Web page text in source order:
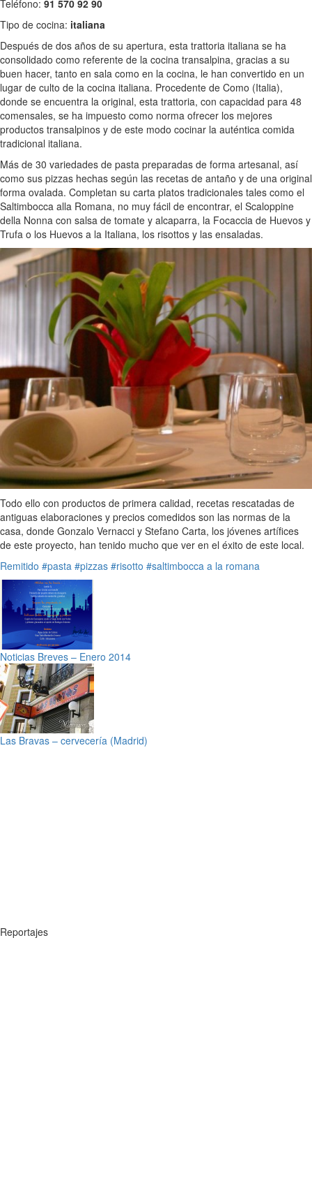
Teléfono: 91 570 92 90
Tipo de cocina: italiana
Después de dos años de su apertura, esta trattoria italiana se ha
consolidado como referente de la cocina transalpina, gracias a su
buen hacer, tanto en sala como en la cocina, le han convertido en un
lugar de culto de la cocina italiana. Procedente de Como (Italia),
donde se encuentra la original, esta trattoria, con capacidad para 48
comensales, se ha impuesto como norma ofrecer los mejores
productos transalpinos y de este modo cocinar la auténtica comida
tradicional italiana.
Más de 30 variedades de pasta preparadas de forma artesanal, así
como sus pizzas hechas según las recetas de antaño y de una original
forma ovalada. Completan su carta platos tradicionales tales como el
Saltimbocca alla Romana, no muy fácil de encontrar, el Scaloppine
della Nonna con salsa de tomate y alcaparra, la Focaccia de Huevos y
Trufa o los Huevos a la Italiana, los risottos y las ensaladas.
Todo ello con productos de primera calidad, recetas rescatadas de
antiguas elaboraciones y precios comedidos son las normas de la
casa, donde Gonzalo Vernacci y Stefano Carta, los jóvenes artífices
de este proyecto, han tenido mucho que ver en el éxito de este local.
Remitido #pasta #pizzas #risotto #saltimbocca a la romana
Noticias Breves – Enero 2014
Las Bravas – cervecería (Madrid)
Reportajes